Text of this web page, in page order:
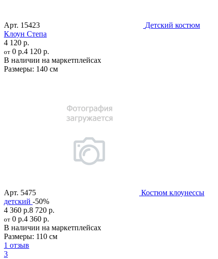
Арт. 15423
Детский костюм
Клоун Степа
4 120 р.
от 0 р.4 120 р.
В наличии на маркетплейсах
Размеры: 140 см
Арт. 5475
Костюм клоунессы
детский -50%
4 360 р.8 720 р.
от 0 р.4 360 р.
В наличии на маркетплейсах
Размеры: 110 см
1 отзыв
3